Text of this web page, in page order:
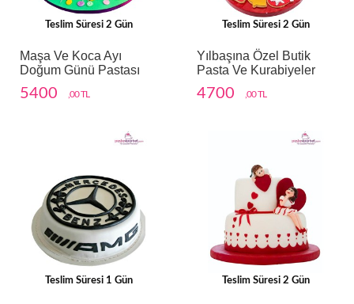
Teslim Süresi 2 Gün
Maşa Ve Koca Ayı
Doğum Günü Pastası
5400 ,00 TL
Teslim Süresi 2 Gün
Yılbaşına Özel Butik
Pasta Ve Kurabiyeler
4700 ,00 TL
Teslim Süresi 1 Gün Teslim Süresi 2 Gün